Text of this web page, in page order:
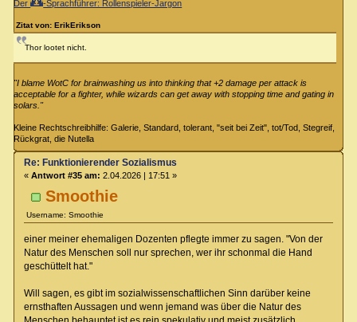
Der -Sprachführer: Rollenspieler-Jargon
Zitat von: ErikErikson
Thor lootet nicht.
"I blame WotC for brainwashing us into thinking that +2 damage per attack is
acceptable for a fighter, while wizards can get away with stopping time and gating in
solars."
Kleine Rechtschreibhilfe: Galerie, Standard, tolerant, "seit bei Zeit", tot/Tod, Stegreif,
Rückgrat, die Nutella
Smoothie
Username: Smoothie
Re: Funktionierender Sozialismus
« Antwort #35 am: 2.04.2026 | 17:51 »
einer meiner ehemaligen Dozenten pflegte immer zu sagen. "Von der
Natur des Menschen soll nur sprechen, wer ihr schonmal die Hand
geschüttelt hat."
Will sagen, es gibt im sozialwissenschaftlichen Sinn darüber keine
ernsthaften Aussagen und wenn jemand was über die Natur des